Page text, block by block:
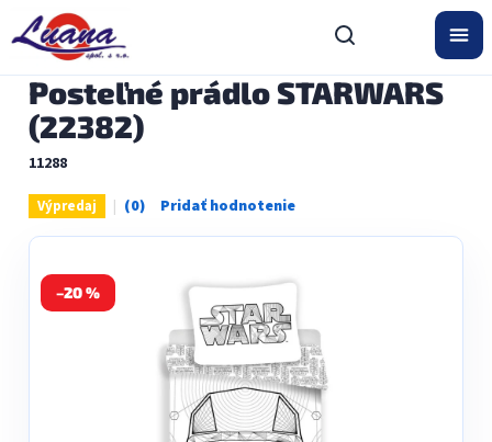
obsah
Posteľné prádlo STARWARS
(22382)
11288
Výpredaj
Priemerné
hodnotenie
hviezdičiek.
–20 %